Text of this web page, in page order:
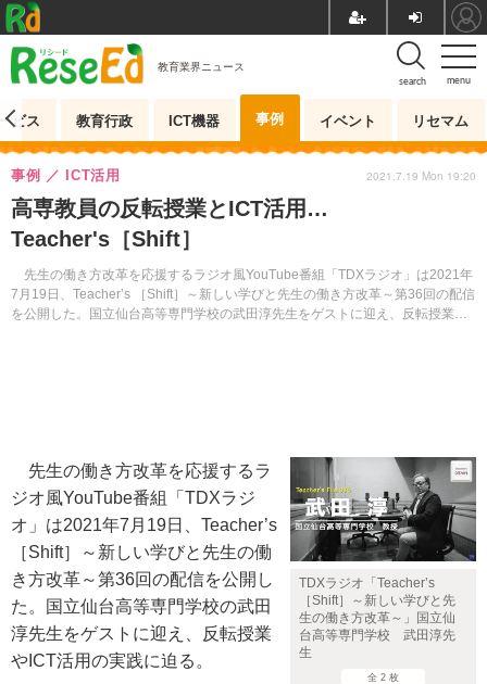
menu
search
教育業界ニュース
ビス 教育行政 ICT機器 事例 イベント リセマム
高専教員の反転授業とICT活用…
Teacher's［Shift］
先生の働き方改革を応援するラジオ風YouTube番組「TDXラジオ」は2021年
7月19日、Teacher’s ［Shift］～新しい学びと先生の働き方改革～第36回の配信
を公開した。国立仙台高等専門学校の武田淳先生をゲストに迎え、反転授業や
事例 ICT活用 2021.7.19 Mon 19:20
TDXラジオ「Teacher’s
［Shift］～新しい学びと先
生の働き方改革～」国立仙
台高等専門学校 武田淳先
生
全 2 枚
先生の働き方改革を応援するラ
ジオ風YouTube番組「TDXラジ
オ」は2021年7月19日、Teacher’s
［Shift］～新しい学びと先生の働
き方改革～第36回の配信を公開し
た。国立仙台高等専門学校の武田
淳先生をゲストに迎え、反転授業
やICT活用の実践に迫る。